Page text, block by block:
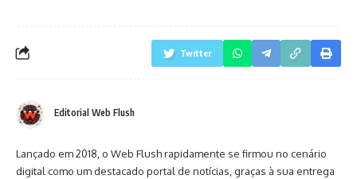
Twitter
Editorial Web Flush
Lançado em 2018, o Web Flush rapidamente se firmou no cenário
digital como um destacado portal de notícias, graças à sua entrega